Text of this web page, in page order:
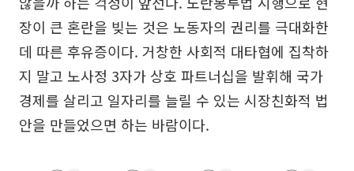
장이 큰 혼란을 빚는 것은 노동자의 권리를 극대화한
데 따른 후유증이다. 거창한 사회적 대타협에 집착하
지 말고 노사정 3자가 상호 파트너십을 발휘해 국가
경제를 살리고 일자리를 늘릴 수 있는 시장친화적 법
안을 만들었으면 하는 바람이다.